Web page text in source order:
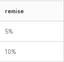
remise
5%
10%